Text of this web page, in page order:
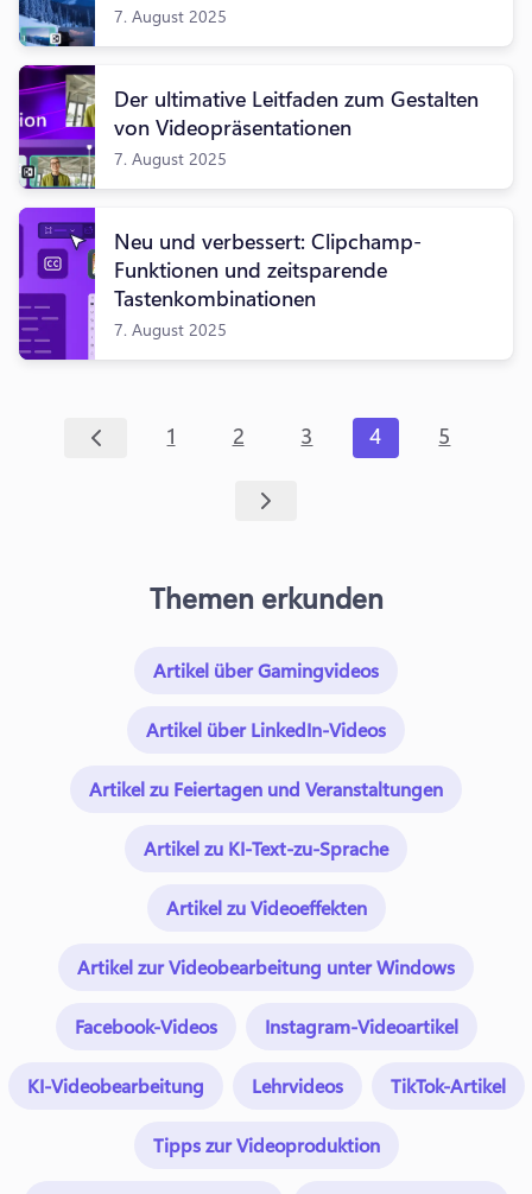
7. August 2025
Der ultimative Leitfaden zum Gestalten
von Videopräsentationen
7. August 2025
Neu und verbessert: Clipchamp-
Funktionen und zeitsparende
Tastenkombinationen
7. August 2025
1 2 3 4 5
Themen erkunden
Artikel über Gamingvideos
Artikel über LinkedIn-Videos
Artikel zu Feiertagen und Veranstaltungen
Artikel zu KI-Text-zu-Sprache
Artikel zu Videoeffekten
Artikel zur Videobearbeitung unter Windows
Facebook-Videos Instagram-Videoartikel
KI-Videobearbeitung Lehrvideos TikTok-Artikel
Tipps zur Videoproduktion